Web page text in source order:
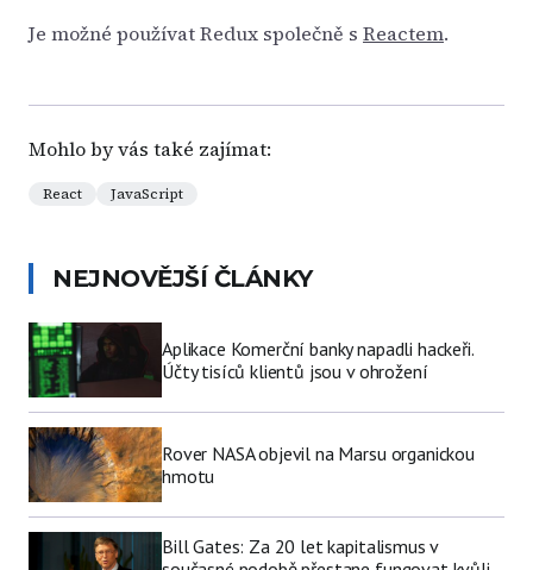
Je možné používat Redux společně s Reactem.
Mohlo by vás také zajímat:
React JavaScript
NEJNOVĚJŠÍ ČLÁNKY
Aplikace Komerční banky napadli hackeři.
Účty tisíců klientů jsou v ohrožení
Rover NASA objevil na Marsu organickou
hmotu
Bill Gates: Za 20 let kapitalismus v